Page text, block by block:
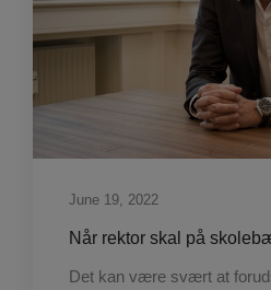
June 19, 2022
Når rektor skal på
Det kan være svært at